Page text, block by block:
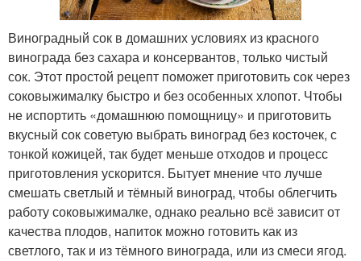
Виноградный сок в домашних условиях из красного
винограда без сахара и консервантов, только чистый
сок. Этот простой рецепт поможет приготовить сок через
соковыжималку быстро и без особенных хлопот. Чтобы
не испортить «домашнюю помощницу» и приготовить
вкусный сок советую выбрать виноград без косточек, с
тонкой кожицей, так будет меньше отходов и процесс
приготовления ускорится. Бытует мнение что лучше
смешать светлый и тёмный виноград, чтобы облегчить
работу соковыжималке, однако реально всё зависит от
качества плодов, напиток можно готовить как из
светлого, так и из тёмного винограда, или из смеси ягод.